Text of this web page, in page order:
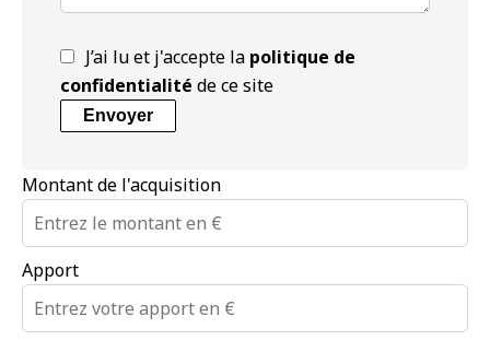
J’ai lu et j'accepte la politique de
confidentialité de ce site
Envoyer
Montant de l'acquisition
Apport